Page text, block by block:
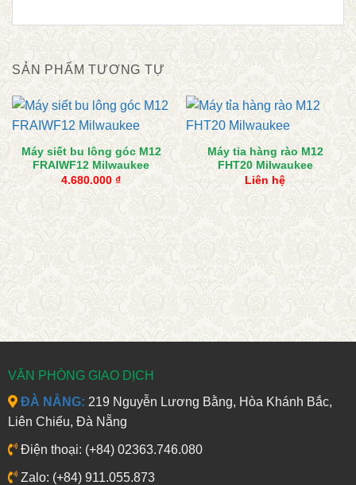
SẢN PHẨM TƯƠNG TỰ
Máy siết bu lông góc M12
FRAIWF12 Milwaukee
4.680.000₫
Máy tỉa hàng rào M12
FHT20 Milwaukee
Liên hệ
VĂN PHÒNG GIAO DỊCH
ĐÀ NẴNG: 219 Nguyễn Lương Bằng, Hòa Khánh Bắc,
Liên Chiểu, Đà Nẵng
Điện thoại: (+84) 02363.746.080
Zalo: (+84) 911.055.873